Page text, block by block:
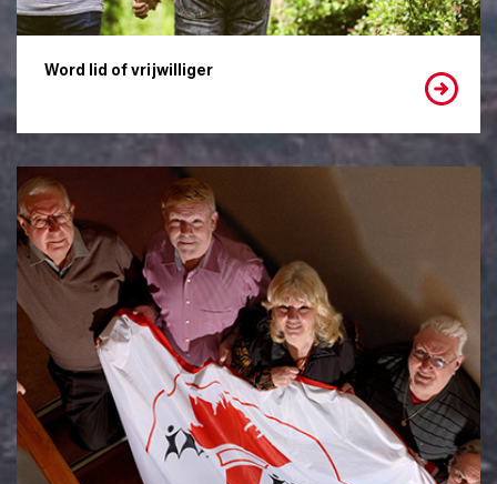
Word lid of vrijwilliger